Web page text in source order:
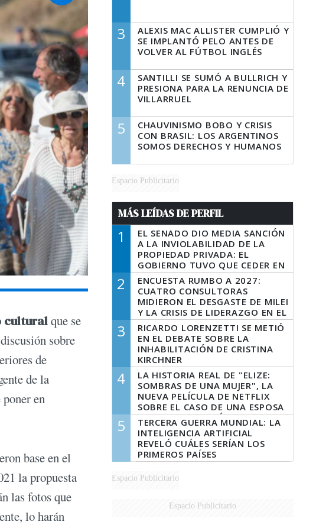
culturalque se
sobre
de
de la
en
base en el
la propuesta
las fotos que
lo harán
3
ALEXIS MAC ALLISTER CUMPLIÓ Y
SE IMPLANTÓ PELO ANTES DE
VOLVER AL FÚTBOL INGLÉS
4
SANTILLI SE SUMÓ A BULLRICH Y
PRESIONA PARA LA RENUNCIA DE
VILLARRUEL
5
CHAUVINISMO BOBO Y CRISIS
CON BRASIL: LOS ARGENTINOS
SOMOS DERECHOS Y HUMANOS
Espacio Publicitario
MÁS LEÍDAS DE PERFIL
1
EL SENADO DIO MEDIA SANCIÓN
A LA INVIOLABILIDAD DE LA
PROPIEDAD PRIVADA: EL
GOBIERNO TUVO QUE CEDER EN
LA LEY DEL MANEJO DEL FUEGO
2
ENCUESTA RUMBO A 2027:
CUATRO CONSULTORAS
MIDIERON EL DESGASTE DE MILEI
Y LA CRISIS DE LIDERAZGO EN EL
PERONISMO
3
RICARDO LORENZETTI SE METIÓ
EN EL DEBATE SOBRE LA
INHABILITACIÓN DE CRISTINA
KIRCHNER
4
LA HISTORIA REAL DE "ELIZE:
SOMBRAS DE UNA MUJER", LA
NUEVA PELÍCULA DE NETFLIX
SOBRE EL CASO DE UNA ESPOSA
QUE DESCUARTIZÓ A SU
MARIDO
5
TERCERA GUERRA MUNDIAL: LA
INTELIGENCIA ARTIFICIAL
REVELÓ CUÁLES SERÍAN LOS
PRIMEROS PAÍSES
LATINOAMERICANOS EN SER
DERROTADOS
Espacio Publicitario
Espacio Publicitario